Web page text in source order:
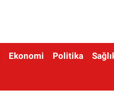
Ekonomi Politika